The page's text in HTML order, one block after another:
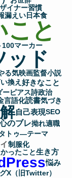
イナー習慣
漏えい日本食
こと
100マーカー
ッド
る気映画監督小説
換え 好きなこと
ーピアス詩政治
言語化読書気づき
自己表現SEO
のブレ拗れ適職
トゥ―テーマ
制服化
ったこと生き方
悩み
X（旧Twitter）